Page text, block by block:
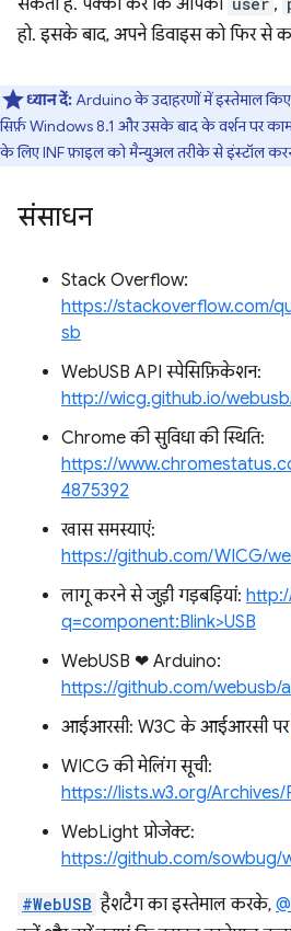
हो. इसके बाद, अपने डिवाइस को फिर से
ध्यान दें:Arduino के उदाहरणों में इस्तेमाल किए
सिर्फ़ Windows 8.1 और उसके बाद के वर्शन पर
के लिए INF फ़ाइल को मैन्युअल तरीके से इंस्टॉल
संसाधन
Stack Overflow:
https://stackoverflow.com/
sb
WebUSB API स्पेसिफ़िकेशन:
http://wicg.github.io/
Chrome की सुविधा की स्थिति:
https://
4875392
खास समस्याएं:
https://github.com/WICG/
लागू करने से जुड़ी गड़बड़ियां:
q=component:Blink>USB
WebUSB ❤ ️Arduino:
https://github.com/webusb/
आईआरसी: W3C के आईआरसी पर
WICG की मेलिंग सूची:
https://lists.w3.org/
WebLight प्रोजेक्ट:
https://github.com/sowbug/
#WebUSB हैशटैग का इस्तेमाल करके,